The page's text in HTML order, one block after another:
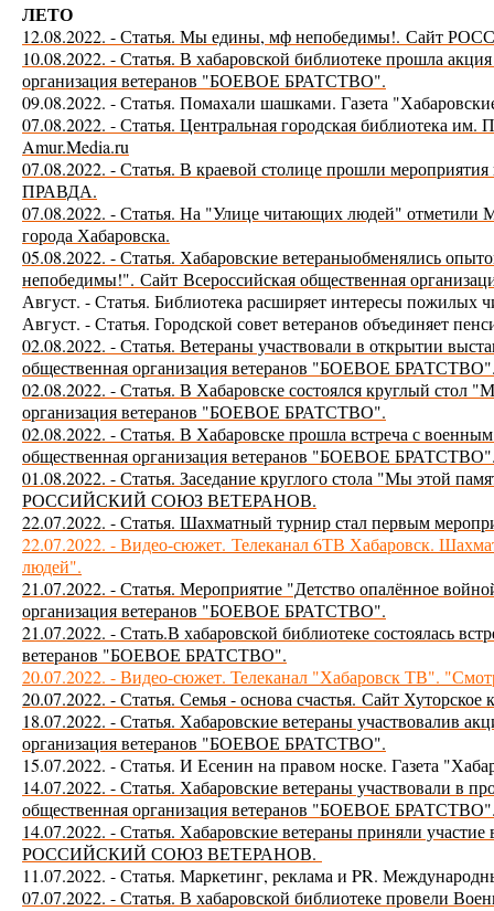
ЛЕТО
12.08.2022. - Статья. Мы едины, мф непобедимы!. Сайт
10.08.2022. - Статья. В хабаровской библиотеке прошла
организация ветеранов "БОЕВОЕ БРАТСТВО".
09.08.2022. - Статья. Помахали шашками. Газета
07.08.2022. - Статья. Центральная городская библиотека
Amur.Media.ru
07.08.2022. - Статья. В краевой столице прошли
ПРАВДА.
07.08.2022. - Статья. На "Улице читающих людей"
города Хабаровска.
05.08.2022. - Статья. Хабаровские ветераныобменялись
непобедимы!". Сайт Всероссийская общественная
Август. - Статья. Библиотека расширяет интересы пожилых
Август. - Статья. Городской совет ветеранов объединяет
02.08.2022. - Статья. Ветераны участвовали в открытии
общественная организация ветеранов "БОЕВОЕ
02.08.2022. - Статья. В Хабаровске состоялся круглый стол
организация ветеранов "БОЕВОЕ БРАТСТВО".
02.08.2022. - Статья. В Хабаровске прошла встреча с
общественная организация ветеранов "БОЕВОЕ
01.08.2022. - Статья. Заседание круглого стола "Мы этой
РОССИЙСКИЙ СОЮЗ ВЕТЕРАНОВ.
22.07.2022. - Статья. Шахматный турнир стал первым
22.07.2022. - Видео-сюжет. Телеканал 6ТВ Хабаровск.
людей".
21.07.2022. - Статья. Мероприятие "Детство опалённое
организация ветеранов "БОЕВОЕ БРАТСТВО".
21.07.2022. - Стать.В хабаровской библиотеке состоялась
ветеранов "БОЕВОЕ БРАТСТВО".
20.07.2022. - Видео-сюжет. Телеканал "Хабаровск ТВ".
20.07.2022. - Статья. Семья - основа счастья. Сайт Хуторское
18.07.2022. - Статья. Хабаровские ветераны участвовалив
организация ветеранов "БОЕВОЕ БРАТСТВО".
15.07.2022. - Статья. И Есенин на правом носке. Газета
14.07.2022. - Статья. Хабаровские ветераны
общественная организация ветеранов "БОЕВОЕ
14.07.2022. - Статья. Хабаровские ветераны приняли
РОССИЙСКИЙ СОЮЗ ВЕТЕРАНОВ.
11.07.2022. - Статья. Маркетинг, реклама и PR.
07.07.2022. - Статья. В хабаровской библиотеке провели